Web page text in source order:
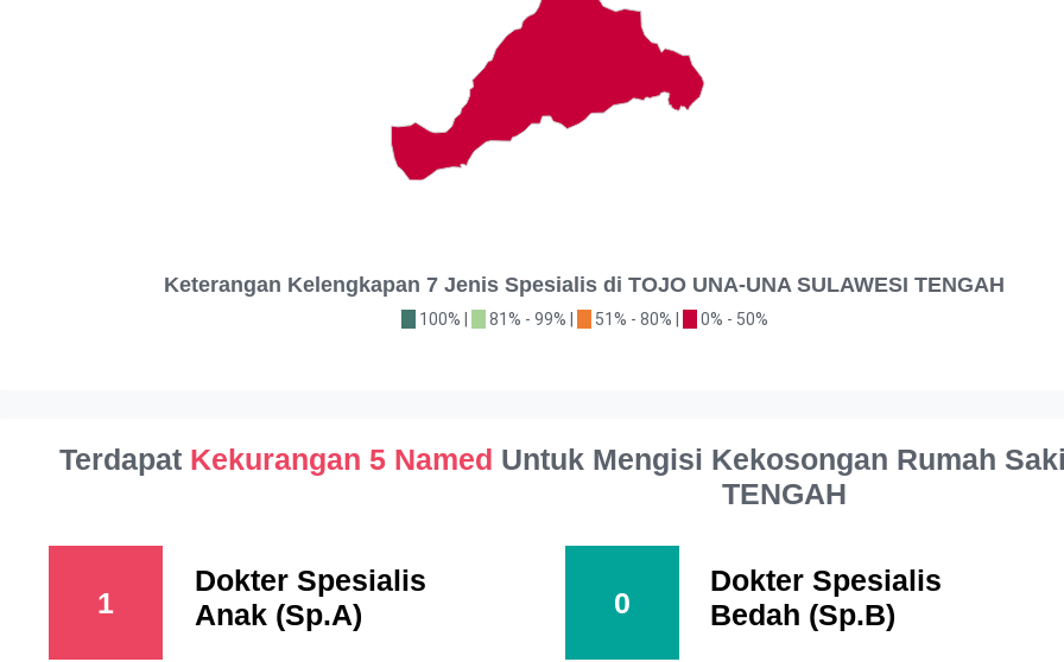
Keterangan Kelengkapan 7 Jenis Spesialis di TOJO UNA-UNA SULAWESI TENGAH
100% | 81% - 99% | 51% - 80% | 0% - 50%
Terdapat Kekurangan 5 Named Untuk Mengisi Kekosongan Rumah
TENGAH
1
Dokter Spesialis
Anak (Sp.A)
0
Dokter Spesialis
Bedah (Sp.B)